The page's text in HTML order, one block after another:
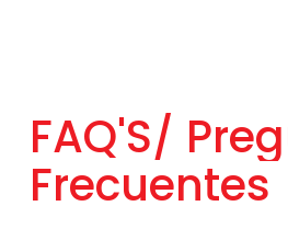
FAQ'S/
Frecuentes